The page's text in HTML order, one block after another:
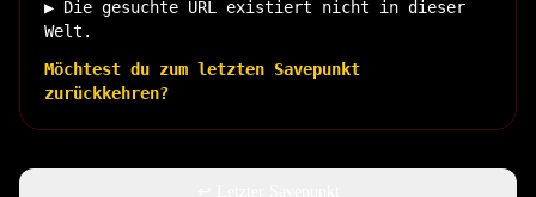
▶ Die gesuchte URL existiert nicht in dieser
Welt.
Möchtest du zum letzten Savepunkt
zurückkehren?